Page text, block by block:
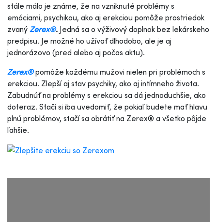
stále málo je známe, že na vzniknuté problémy s
emóciami, psychikou, ako aj erekciou pomôže prostriedok
zvaný Zerex®. Jedná sa o výživový doplnok bez lekárskeho
predpisu. Je možné ho užívať dlhodobo, ale je aj
jednorázovo (pred alebo aj počas aktu).
Zerex®pomôže každému mužovi nielen pri problémoch s
erekciou. Zlepší aj stav psychiky, ako aj intímneho života.
Zabudnúť na problémy s erekciou sa dá jednoduchšie, ako
doteraz. Stačí si iba uvedomiť, že pokiaľ budete mať hlavu
plnú problémov, stačí sa obrátiť na Zerex® a všetko pôjde
ľahšie.